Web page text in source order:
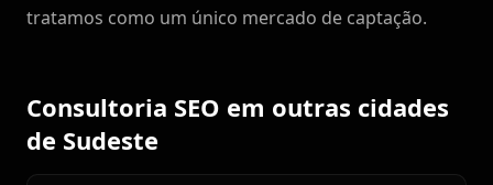
tratamos como um único mercado de captação.
Consultoria SEO em outras cidades
de Sudeste